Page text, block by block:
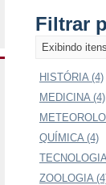
Filtrar
Exibindo
HISTÓRIA (4)
MEDICINA (4)
QUÍMICA (4)
ZOOLOGIA